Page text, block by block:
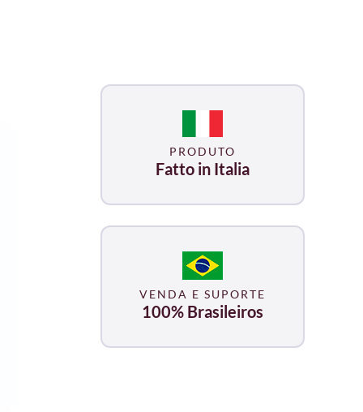
PRODUTO
Fatto in Italia
VENDA E SUPORTE
100% Brasileiros